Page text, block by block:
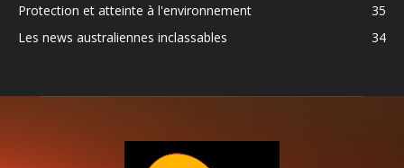
Protection et atteinte à l'environnement
35
Les news australiennes inclassables
34